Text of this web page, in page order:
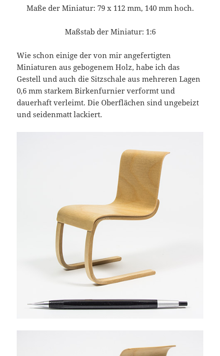
Maße der Miniatur: 79 x 112 mm, 140 mm hoch.
Maßstab der Miniatur: 1:6
Wie schon einige der von mir angefertigten
Miniaturen aus gebogenem Holz, habe ich das
Gestell und auch die Sitzschale aus mehreren Lagen
0,6 mm starkem Birkenfurnier verformt und
dauerhaft verleimt. Die Oberflächen sind ungebeizt
und seidenmatt lackiert.